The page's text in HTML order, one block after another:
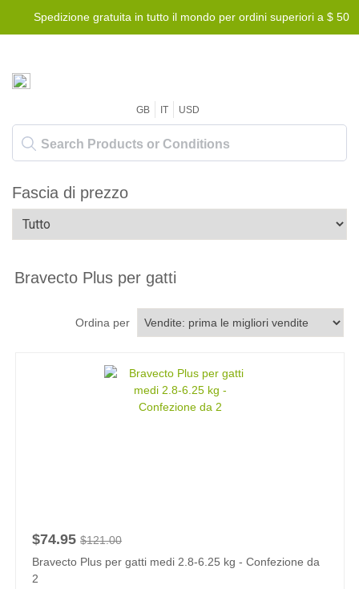
Spedizione gratuita in tutto il mondo per ordini superiori a $ 50
GB IT USD
Fascia di prezzo
Bravecto Plus per gatti
Ordina per
$74.95 $121.00
Bravecto Plus per gatti medi 2.8-6.25 kg - Confezione da
2